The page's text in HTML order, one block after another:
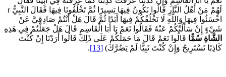
لَهُمْ مَنْ أَهْلُ النَّارِ قَالُوا نَكُونُ فِيهَا يَسِيرًا ثُمَّ تَخْلُفُونَا فِيهَا فَقَالَ النَّبِيُّ r
فِيهَا وَاللَّهِ لَا نَخْلُفُكُمْ فِيهَا أَبَدًا ثُمَّ قَالَ هَلْ أَنْتُمْ صَادِقِيَّ عَنْ
إِنْ سَأَلْتُكُمْ عَنْهُ فَقَالُوا نَعَمْ يَا أَبَا الْقَاسِمِ قَالَ هَلْ جَعَلْتُمْ فِي هَذِهِ
سُمًّاقَالُوا نَعَمْ قَالَ مَا حَمَلَكُمْ عَلَى ذَلِكَ قَالُوا أَرَدْنَا إِنْ كُنْتَ
نَسْتَرِيحُ وَإِنْ كُنْتَ نَبِيًّا لَمْ يَضُرَّكَ)[13]
.